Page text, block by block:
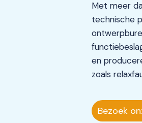
Met meer
technische
en
zoals
Bezoek